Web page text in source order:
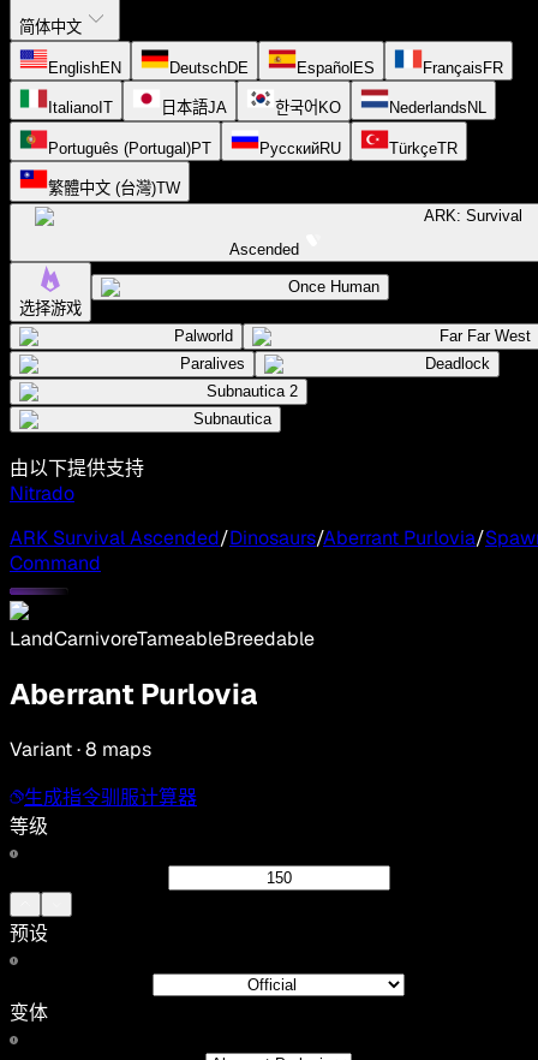
简体中文
EnglishEN DeutschDE Español ES Français FR
Italiano IT 日本語JA 한국어 KO Nederlands NL
Português (Portugal)PT РусскийRU TürkçeTR
繁體中文 (台灣)TW
ARK: Survival
Ascended
选择游戏
Once Human
Palworld
Far Far West
Paralives
Deadlock
Subnautica 2
Subnautica
由以下提供支持
Nitrado
ARK Survival Ascended/Dinosaurs/Aberrant Purlovia/
Command
LandCarnivoreTameableBreedable
Aberrant Purlovia
Variant · 8 maps
生成指令驯服计算器
等级
预设
变体